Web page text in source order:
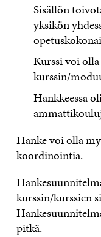
Sisällön
yksikön
Kurssi voi
kurssin/
Hankkeessa
Hanke voi olla
koordinointia.
kurssin/kurssien
pitkä.